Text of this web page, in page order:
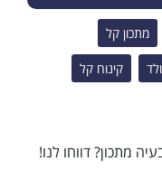
מתכון קל
קינוח קל
מתכון? דווחו לנו!